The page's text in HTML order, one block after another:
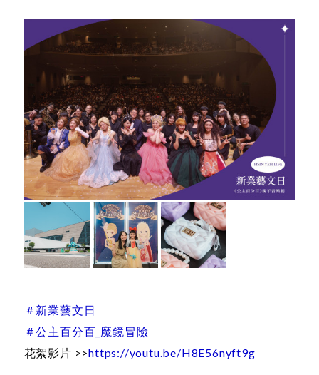
＃新業藝文日
＃公主百分百_魔鏡冒險
花絮影片 >>https://youtu.be/H8E56nyft9g